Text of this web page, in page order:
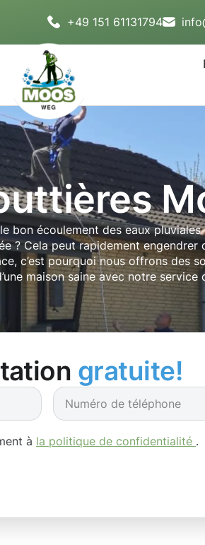
+49 151 61131794
écoulement des eaux
? Cela peut rapidement
c’est pourquoi nous offrons des
maison saine avec notre
gratuite!
à la politique de confidentialité .